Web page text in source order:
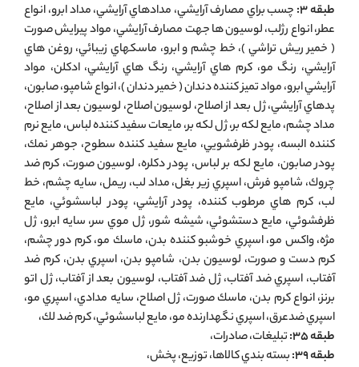
طبقه 3:
چسب براي مصارف آرايشي، مدادهاي آرايشي، مداد ابرو، انواع
عطر، انواع رژلب، لوسيون ها جهت مصارف آرايشي، مواد پيرايش صورت
( خمير ريش تراشي )، خط چشم و ابرو، ماسكهاي زيبائي، روغن هاي
آرايشي، رنگ مو، كرم هاي آرايشي، رنگ هاي آرايشي، ادكلن، مواد
آرايشي ابرو، مواد تميز كننده دندان ( خمير دندان )، انواع شامپو، صابون،
پدهاي آرايشي، ژل بعد از اصلاح، لوسيون اصلاح، لوسيون بعد از اصلاح،
مداد چشم، مايع لكه بر، ژل لكه بر، مايعات سفيد كننده لباس، مايع نرم
كننده البسه، پودر ظرفشويي، مايع سفيد كننده سطوح، جوهر نمك،
پودر صابون، مايع لكه بر لباس، پودر دكلره، لوسيون صورت، كرم ضد
چروك، شامپو فرش، اسپري زير بغل، مداد لب، ريمل، سايه چشم، خط
لب، كرم هاي مرطوب كننده، پودر آرايشي، پودر لباسشوئي، مايع
ظرفشوئي، مايع دستشوئي، شيشه شور، ژل موي سر، سايه ابرو، ژل
مژه، واكس مو، اسپري خوشبو كننده بدن، ماسك مو، كرم دور چشم،
كرم دست و صورت، لوسيون بدن، شامپو بدن، اسپري بدن، كرم ضد
آفتاب، اسپري ضد آفتاب، ژل ضد آفتاب، لوسيون بعد از آفتاب، ژل اتو
برنز، انواع كرم بدن، ماسك صورت، ژل اصلاح، سايه مدادي، اسپري مو،
اسپري ضدعرق، اسپري نگهدارنده مو، مايع لباسشوئي، كرم ضد لك،
طبقه 35:
تبليغات، صادرات،
طبقه 39:
بسته بندي كالاها، توزيع، پخش،